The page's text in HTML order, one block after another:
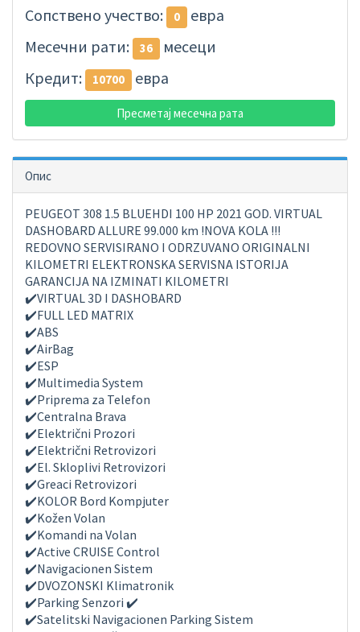
Сопствено учество: 0
евра
Месечни рати:
36
месеци
Кредит:
10700 евра
Пресметај месечна рата
Опис
PEUGEOT 308 1.5 BLUEHDI 100 HP 2021 GOD. VIRTUAL
DASHOBARD ALLURE 99.000 km !NOVA KOLA !!!
REDOVNO SERVISIRANO I ODRZUVANO ORIGINALNI
KILOMETRI ELEKTRONSKA SERVISNA ISTORIJA
GARANCIJA NA IZMINATI KILOMETRI
✔️VIRTUAL 3D I DASHOBARD
✔️FULL LED MATRIX
✔️ABS
✔️AirBag
✔️ESP
✔️Multimedia System
✔️Priprema za Telefon
✔️Centralna Brava
✔️Električni Prozori
✔️Električni Retrovizori
✔️El. Skloplivi Retrovizori
✔️Greaci Retrovizori
✔️KOLOR Bord Kompjuter
✔️Kožen Volan
✔️Komandi na Volan
✔️Active CRUISE Control
✔️Navigacionen Sistem
✔️DVOZONSKI Klimatronik
✔️Parking Senzori ✔️
✔️Satelitski Navigacionen Parking Sistem